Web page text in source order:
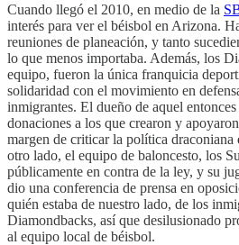
Cuando llegó el 2010, en medio de la
interés para ver el béisbol en Arizona.
reuniones de planeación, y tanto
lo que menos importaba. Además, los
equipo, fueron la única franquicia
solidaridad con el movimiento en
inmigrantes. El dueño de aquel
donaciones a los que crearon y
margen de criticar la política draconiana
otro lado, el equipo de baloncesto, los
públicamente en contra de la ley, y su
dio una conferencia de prensa en
quién estaba de nuestro lado, de los
Diamondbacks, así que desilusionado
al equipo local de béisbol.